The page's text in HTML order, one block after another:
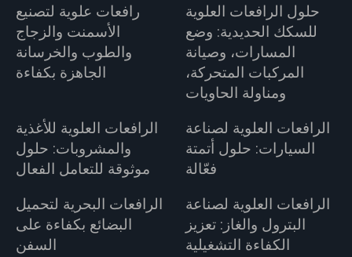
رافعات علوية لتصنيع
الأسمنت والزجاج
والطوب والخرسانة
الجاهزة بكفاءة
حلول الرافعات العلوية
للسكك الحديدية: وضع
المسارات، وصيانة
المركبات المتحركة،
ومناولة الحاويات
الرافعات العلوية للأغذية
والمشروبات: حلول
موثوقة للتعامل الفعال
الرافعات العلوية لصناعة
السيارات: حلول أتمتة
فعّالة
الرافعات البحرية لتحميل
البضائع بكفاءة على
السفن
الرافعات العلوية لصناعة
البترول والغاز: تعزيز
الكفاءة التشغيلية